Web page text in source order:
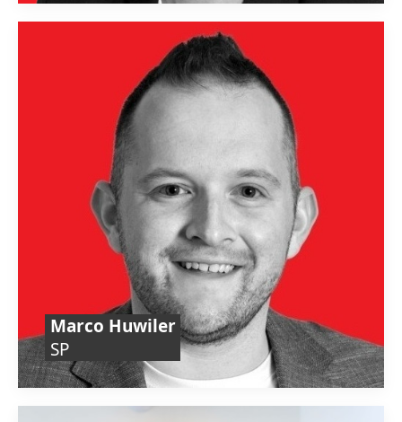
Marco Huwiler
SP